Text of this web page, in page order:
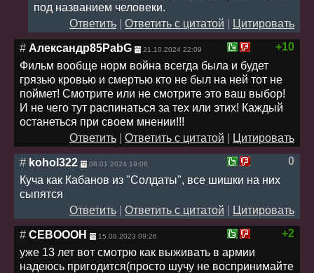
под названием человеки.
Ответить
Ответить с цитатой
Цитировать
+10
# Александр85PabG 21.10.2024 22:09
Фильм вообще норм война всегда была и будет
грязью кровью и смертью кто не был на ней тот не
поймет! Смотрите или не смотрите это ваш выбор!
И не чего тут распинаться за тех или этих! Каждый
останеться при своем мнении!!!
Ответить
Ответить с цитатой
Цитировать
0
# kohol322 08.01.2024 19:06
Куча как Кабанов из "Солдаты", все шишки на них
сыпятся
Ответить
Ответить с цитатой
Цитировать
+2
# СЕВОООН 15.08.2023 09:26
уже 13 лет вот смотрю как выживать в армии
надеюсь пригодится(просто шучу не воспринимайте